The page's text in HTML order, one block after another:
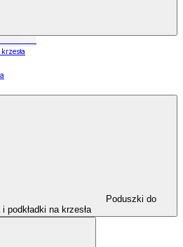
Poduszki do
podkładki na krzesła